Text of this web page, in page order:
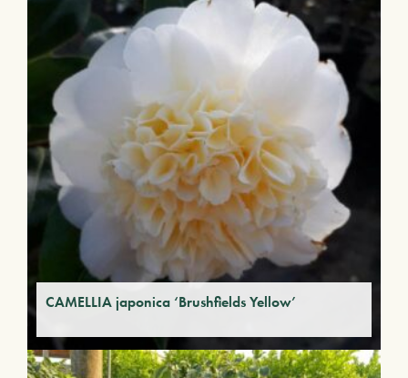
CAMELLIA japonica ‘Brushfields Yellow’